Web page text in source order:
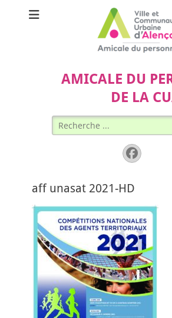
AMICALE DU
DE LA
Rechercher :
aff unasat 2021-HD